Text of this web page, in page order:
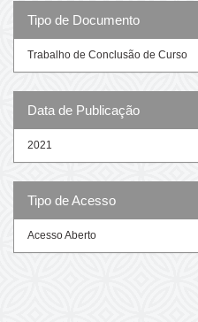
Tipo de Documento
Trabalho de Conclusão de Curso
Data de Publicação
2021
Tipo de Acesso
Acesso Aberto